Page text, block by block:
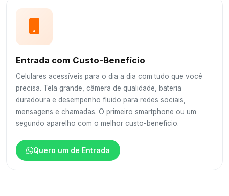
Entrada com Custo-Benefício
Celulares acessíveis para o dia a dia com tudo que você
precisa. Tela grande, câmera de qualidade, bateria
duradoura e desempenho fluido para redes sociais,
mensagens e chamadas. O primeiro smartphone ou um
segundo aparelho com o melhor custo-benefício.
Quero um de Entrada